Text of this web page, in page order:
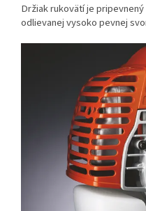
Držiak rukovätí je
odlievanej vysoko pevnej